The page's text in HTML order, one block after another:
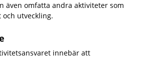
även omfatta andra aktiviteter som
utveckling.
innebär att